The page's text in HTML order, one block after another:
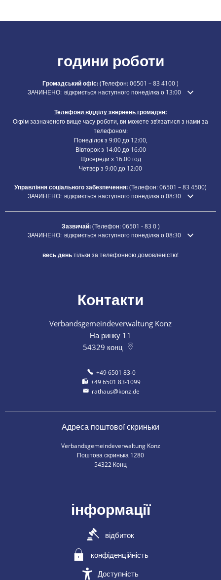
години роботи
Громадський офіс:(Телефон:06501 – 83 4100)
Натисніть, щоб приховати додатковий час відкриття або закриття
ЗАЧИНЕНО: відкриється наступного понеділка о 13:00
Телефони відділу звернень громадян:
Окрім зазначеного вище часу роботи, ви можете зв’язатися з нами за
телефоном:
Понеділок з 9:00 до 12:00,
Вівторок з 14:00 до 16:00
Щосереди з 16.00 год
Четвер з 9:00 до 12:00
Управління соціального забезпечення:(Телефон:06501 – 834500)
Натисніть, щоб приховати додатковий час відкриття або закриття
ЗАЧИНЕНО: відкриється наступного понеділка о 08:30
Зазвичай:(Телефон:06501 - 83 0)
Натисніть, щоб приховати додатковий час відкриття або закриття
ЗАЧИНЕНО: відкриється наступного понеділка о 08:30
весь деньтільки за телефонною домовленістю!
Контакти
Verbandsgemeindeverwaltung Konz
На ринку 11
54329 конц
+49 6501 83-0
+49 6501 83-1099
rathaus@konz.de
Адреса поштової скриньки
Verbandsgemeindeverwaltung Konz
Поштова скринька 1280
54322 Конц
інформації
відбиток
конфіденційність
Доступність